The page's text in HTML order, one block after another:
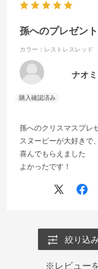
孫へのプレゼント
カラー：レストレスレッド
ナオミ
孫へのクリスマスプレ
スヌーピーが大好きで
喜んでもらえました
よかったです！
絞り込み
※レビュー